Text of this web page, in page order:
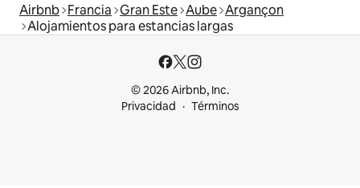
Airbnb Francia Gran Este Aube Argançon
Alojamientos para estancias largas
© 2026 Airbnb, Inc.
Privacidad
Términos